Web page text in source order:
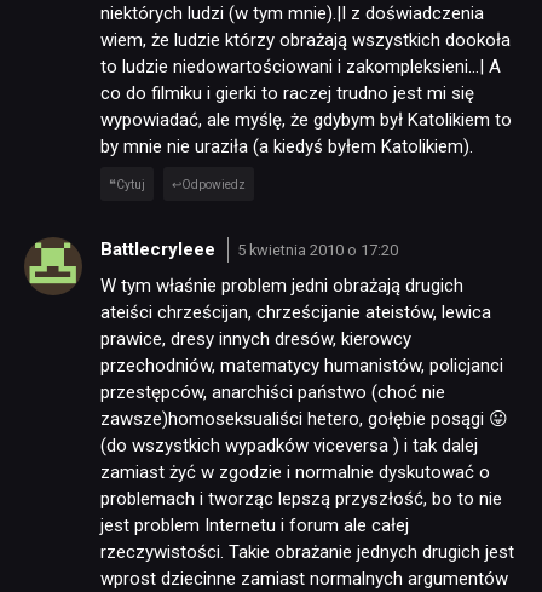
niektórych ludzi (w tym mnie).|I z doświadczenia
wiem, że ludzie którzy obrażają wszystkich dookoła
to ludzie niedowartościowani i zakompleksieni…| A
co do filmiku i gierki to raczej trudno jest mi się
wypowiadać, ale myślę, że gdybym był Katolikiem to
by mnie nie uraziła (a kiedyś byłem Katolikiem).
Cytuj Odpowiedz
Battlecryleee 5 kwietnia 2010 o 17:20
W tym właśnie problem jedni obrażają drugich
ateiści chrześcijan, chrześcijanie ateistów, lewica
prawice, dresy innych dresów, kierowcy
przechodniów, matematycy humanistów, policjanci
przestępców, anarchiści państwo (choć nie
zawsze)homoseksualiści hetero, gołębie posągi 😛
(do wszystkich wypadków viceversa ) i tak dalej
zamiast żyć w zgodzie i normalnie dyskutować o
problemach i tworząc lepszą przyszłość, bo to nie
jest problem Internetu i forum ale całej
rzeczywistości. Takie obrażanie jednych drugich jest
wprost dziecinne zamiast normalnych argumentów